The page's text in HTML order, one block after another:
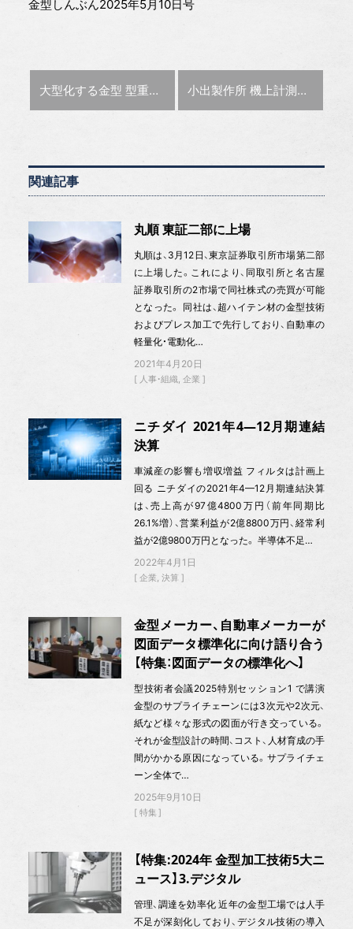
金型しんぶん2025年5月10日号
前の記事 :
大型化する金型 型重量は15年で1.6倍【特集：大型化する金型への対応技術】 次の記事 :
小出製作所 機上計測を独自開発【特集：大型化する金型への対応技術】
関連記事
丸順 東証二部に上場
丸順は、3月12日、東京証券取引所市場第二部
に上場した。これにより、同取引所と名古屋
証券取引所の2市場で同社株式の売買が可能
となった。 同社は、超ハイテン材の金型技術
およびプレス加工で先行しており、自動車の
軽量化・電動化…
2021年4月20日
人事・組織 企業
ニチダイ 2021年4—12月期連結
決算
車減産の影響も増収増益 フィルタは計画上
回る ニチダイの2021年4—12月期連結決算
は、売上高が97億4800万円（前年同期比
26.1%増）、営業利益が2億8800万円、経常利
益が2億9800万円となった。 半導体不足…
2022年4月1日
企業 決算
金型メーカー、自動車メーカーが
図面データ標準化に向け語り合う
【特集：図面データの標準化へ】
型技術者会議2025特別セッション1 で講演
金型のサプライチェーンには3次元や2次元、
紙など様々な形式の図面が行き交っている。
それが金型設計の時間、コスト、人材育成の手
間がかかる原因になっている。サプライチェ
ーン全体で…
2025年9月10日
特集
【特集:2024年 金型加工技術5大ニ
ュース】3.デジタル
管理、調達を効率化 近年の金型工場では人手
不足が深刻化しており、デジタル技術の導入